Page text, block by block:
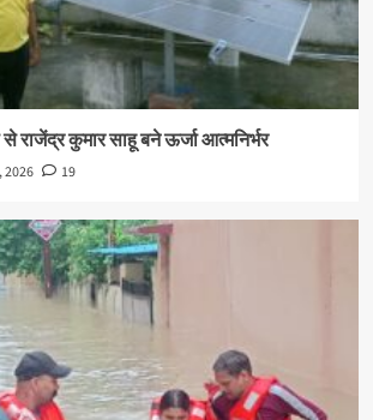
से राजेंद्र कुमार साहू बने ऊर्जा आत्मनिर्भर
2026 19